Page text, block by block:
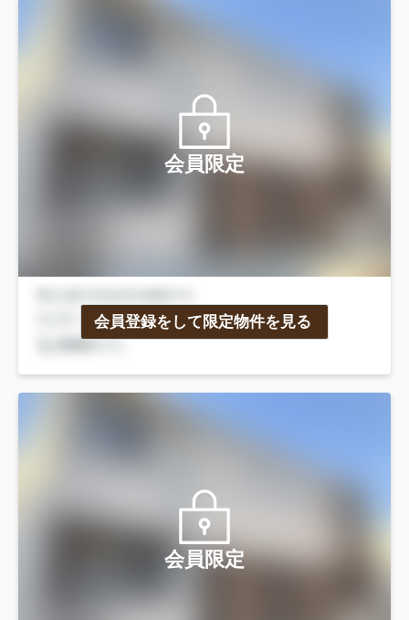
会員限定
会員登録をして限定物件を見る
会員限定